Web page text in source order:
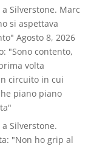
a Silverstone. Marc
si aspettava
Agosto 8, 2026
"Sono contento,
volta
circuito in cui
piano piano
a Silverstone.
"Non ho grip al